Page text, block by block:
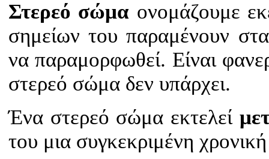
Στερεό σώμα ονομάζουμε
σημείων του παραμένουν
να παραμορφωθεί. Είναι
στερεό σώμα δεν υπάρχει.
Ένα στερεό σώμα εκτελεί
του μια συγκεκριμένη